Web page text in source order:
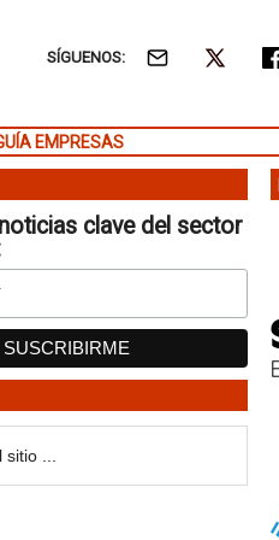
SÍGUENOS:
EMPRESAS
clave del sector